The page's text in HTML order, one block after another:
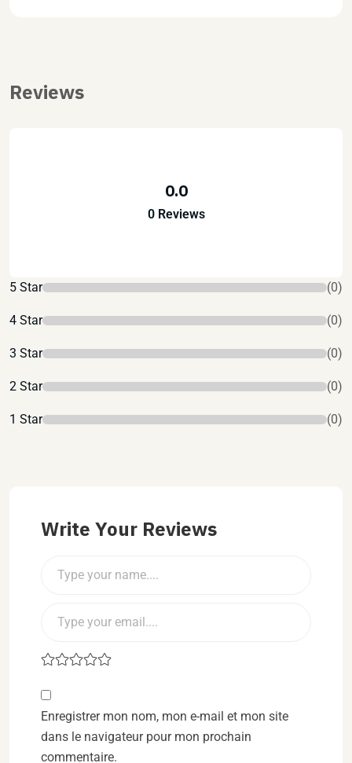
Reviews
0.0
0 Reviews
5 Star (0)
4 Star (0)
3 Star (0)
2 Star (0)
1 Star (0)
Write Your Reviews
Enregistrer mon nom, mon e-mail et mon site
dans le navigateur pour mon prochain
commentaire.